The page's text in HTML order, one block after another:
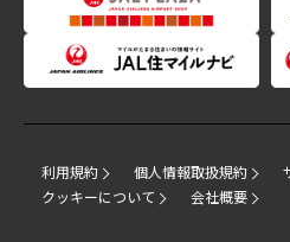
利用規約 個人情報取扱規約
クッキーについて
会社概要